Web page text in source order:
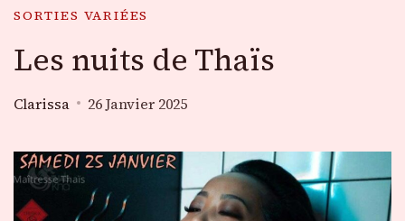
SORTIES VARIÉES
Les nuits de Thaïs
Clarissa 26 Janvier 2025